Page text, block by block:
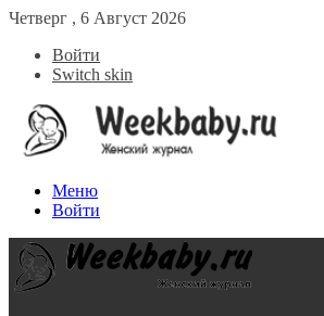
Четверг , 6 Август 2026
Войти
Switch skin
Меню
Войти